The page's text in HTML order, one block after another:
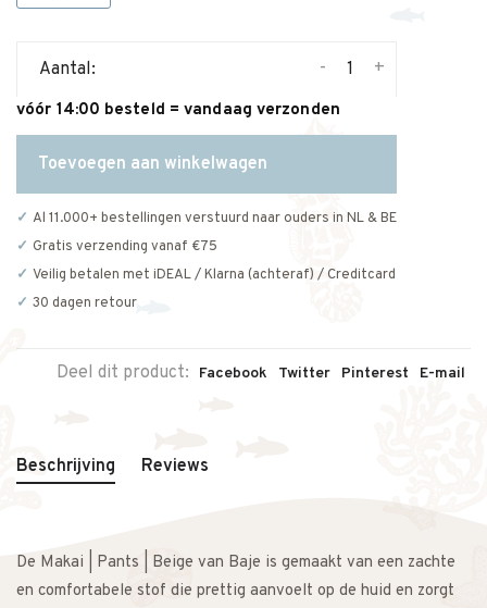
Aantal: +
-
vóór 14:00 besteld = vandaag verzonden
Toevoegen aan winkelwagen
Al 11.000+ bestellingen verstuurd naar ouders in NL & BE
Gratis verzending vanaf €75
Veilig betalen met iDEAL / Klarna (achteraf) / Creditcard
30 dagen retour
Deel dit product: Facebook Twitter Pinterest E-mail
Beschrijving Reviews
De Makai | Pants | Beige van Baje is gemaakt van een zachte
en comfortabele stof die prettig aanvoelt op de huid en zorgt